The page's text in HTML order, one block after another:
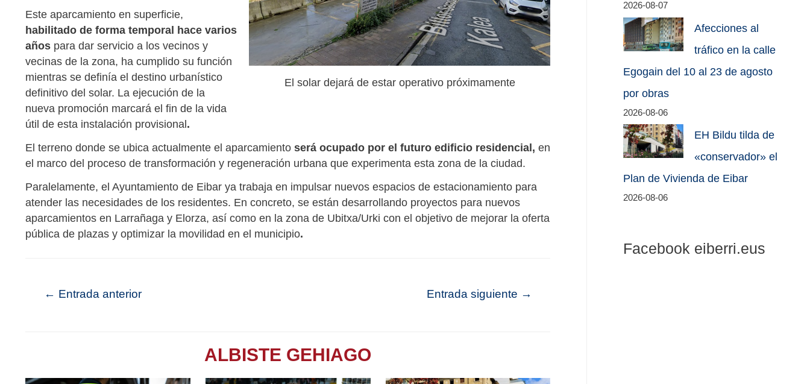
El solar dejará de estar operativo próximamente
Este aparcamiento en superficie,
habilitado de forma temporal hace varios
años para dar servicio a los vecinos y
vecinas de la zona, ha cumplido su función
mientras se definía el destino urbanístico
definitivo del solar. La ejecución de la
nueva promoción marcará el fin de la vida
útil de esta instalación provisional.
El terreno donde se ubica actualmente el aparcamiento será ocupado por el futuro edificio residencial, en
el marco del proceso de transformación y regeneración urbana que experimenta esta zona de la ciudad.
Paralelamente, el Ayuntamiento de Eibar ya trabaja en impulsar nuevos espacios de estacionamiento para
atender las necesidades de los residentes. En concreto, se están desarrollando proyectos para nuevos
aparcamientos en Larrañaga y Elorza, así como en la zona de Ubitxa/Urki con el objetivo de mejorar la oferta
pública de plazas y optimizar la movilidad en el municipio.
← Entrada anterior Entrada siguiente →
ALBISTE GEHIAGO
2026-08-07
Afecciones al
tráfico en la calle
Egogain del 10 al 23 de agosto
por obras
2026-08-06
EH Bildu tilda de
«conservador» el
Plan de Vivienda de Eibar
2026-08-06
Facebook eiberri.eus